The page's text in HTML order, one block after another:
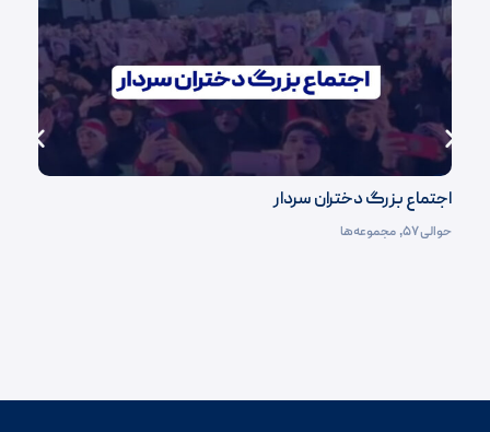
اجتماع بزرگ دختران سردار
حوالی ۵۷ , مجموعه‌ها